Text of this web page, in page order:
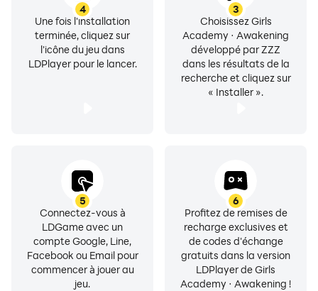
3
Choisissez Girls
Academy · Awakening
développé par ZZZ
dans les résultats de la
recherche et cliquez sur
« Installer ».
4
Une fois l'installation
terminée, cliquez sur
l'icône du jeu dans
LDPlayer pour le lancer.
5
Connectez-vous à
LDGame avec un
compte Google, Line,
Facebook ou Email pour
commencer à jouer au
jeu.
6
Profitez de remises de
recharge exclusives et
de codes d'échange
gratuits dans la version
LDPlayer de Girls
Academy · Awakening !